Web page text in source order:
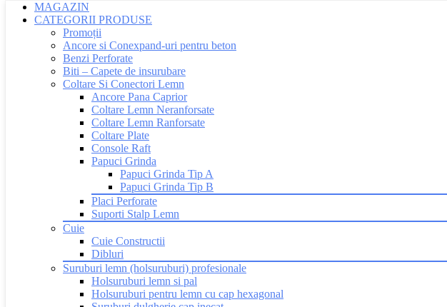
MAGAZIN
CATEGORII PRODUSE
Promoții
Ancore si Conexpand-uri pentru beton
Benzi Perforate
Biti – Capete de insurubare
Coltare Si Conectori Lemn
Ancore Pana Caprior
Coltare Lemn Neranforsate
Coltare Lemn Ranforsate
Coltare Plate
Console Raft
Papuci Grinda
Papuci Grinda Tip A
Papuci Grinda Tip B
Placi Perforate
Suporti Stalp Lemn
Cuie
Cuie Constructii
Dibluri
Suruburi lemn (holsuruburi) profesionale
Holsuruburi lemn si pal
Holsuruburi pentru lemn cu cap hexagonal